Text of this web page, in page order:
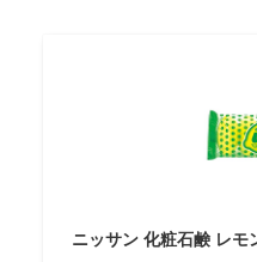
ニッサン 化粧石鹸 レモ